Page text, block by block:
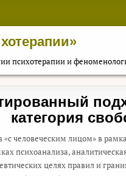
психотерапии и
категория
человеческим лицом» в
психоанализа,
целях правил и